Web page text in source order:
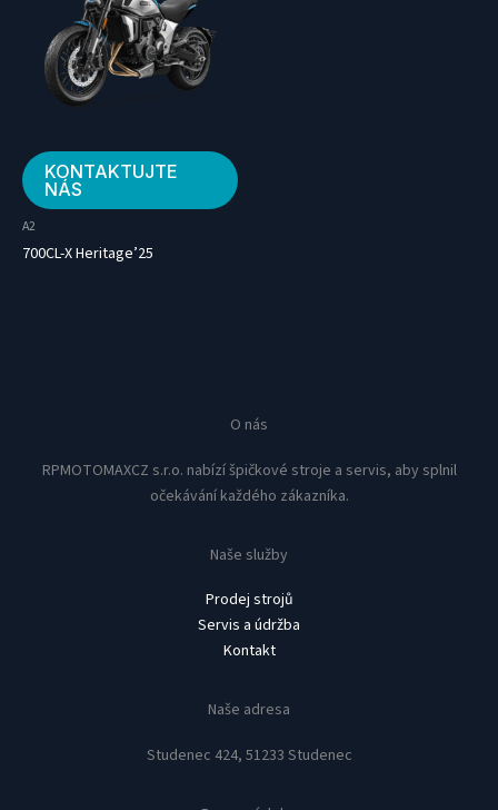
KONTAKTUJTE
NÁS
A2
700CL-X Heritage’25
O nás
RPMOTOMAXCZ s.r.o. nabízí špičkové stroje a servis, aby splnil
očekávání každého zákazníka.
Naše služby
Prodej strojů
Servis a údržba
Kontakt
Naše adresa
Studenec 424, 51233 Studenec